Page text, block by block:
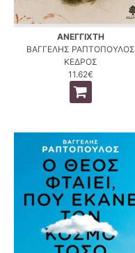
ΑΝΕΓΓΙΧΤΗ
ΒΑΓΓΕΛΗΣ ΡΑΠΤΟΠΟΥΛΟΣ
ΚΕΔΡΟΣ
11.62€